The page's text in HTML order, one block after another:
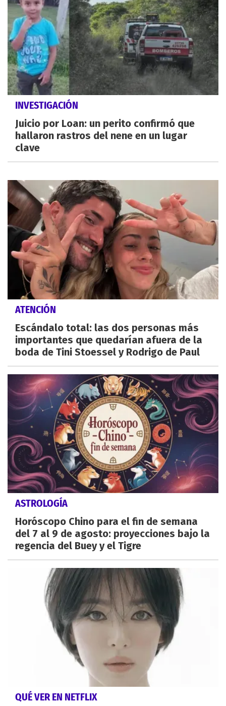
INVESTIGACIÓN
Juicio por Loan: un perito confirmó que
hallaron rastros del nene en un lugar
clave
ATENCIÓN
Escándalo total: las dos personas más
importantes que quedarían afuera de la
boda de Tini Stoessel y Rodrigo de Paul
ASTROLOGÍA
Horóscopo Chino para el fin de semana
del 7 al 9 de agosto: proyecciones bajo la
regencia del Buey y el Tigre
QUÉ VER EN NETFLIX